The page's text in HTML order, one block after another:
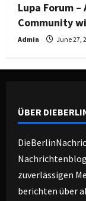
Lupa Forum
Community
Admin June 27,
ÜBER
zuverlässigen
berichten über